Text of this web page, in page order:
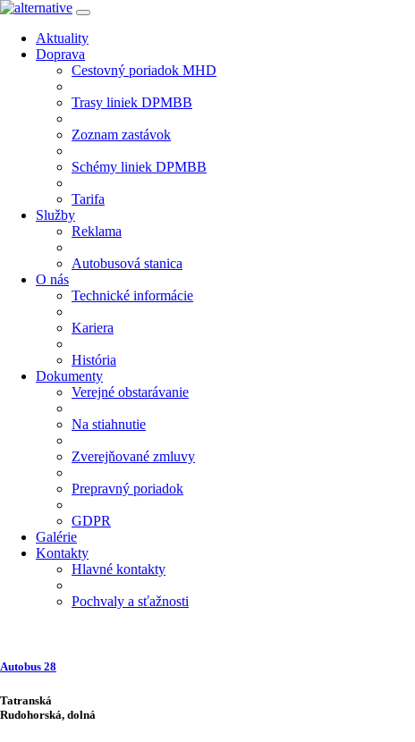
Aktuality
Doprava
Cestovný poriadok MHD
Trasy liniek DPMBB
Zoznam zastávok
Schémy liniek DPMBB
Tarifa
Služby
Reklama
Autobusová stanica
O nás
Technické informácie
Kariera
História
Dokumenty
Verejné obstarávanie
Na stiahnutie
Zverejňované zmluvy
Prepravný poriadok
GDPR
Galérie
Kontakty
Hlavné kontakty
Pochvaly a sťažnosti
Autobus 28
Tatranská
Rudohorská, dolná